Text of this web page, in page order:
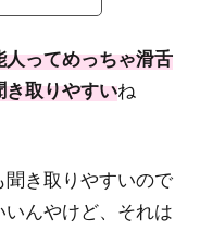
人ってめっちゃ滑舌
き取りやすいね
き取りやすいので
んやけど、それは